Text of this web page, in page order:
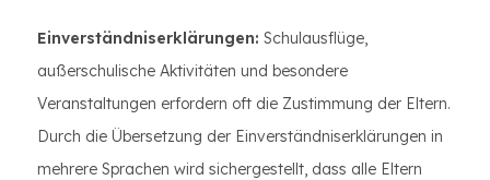
Einverständniserklärungen: Schulausflüge,
außerschulische Aktivitäten und besondere
Veranstaltungen erfordern oft die Zustimmung der Eltern.
Durch die Übersetzung der Einverständniserklärungen in
mehrere Sprachen wird sichergestellt, dass alle Eltern